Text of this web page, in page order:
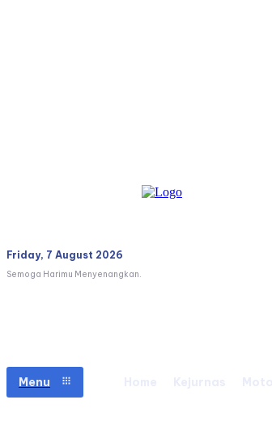
Friday, 7 August 2026
Semoga Harimu Menyenangkan.
Menu